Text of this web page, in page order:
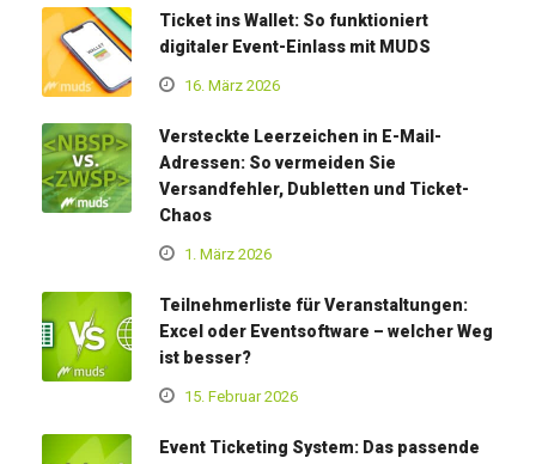
Ticket ins Wallet: So funktioniert
digitaler Event-Einlass mit MUDS
16. März 2026
Versteckte Leerzeichen in E-Mail-
Adressen: So vermeiden Sie
Versandfehler, Dubletten und Ticket-
Chaos
1. März 2026
Teilnehmerliste für Veranstaltungen:
Excel oder Eventsoftware – welcher Weg
ist besser?
15. Februar 2026
Event Ticketing System: Das passende